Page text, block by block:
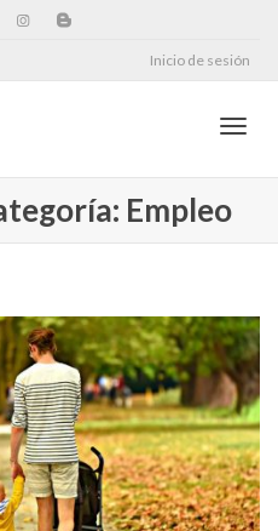
Inicio de sesión
Empleo